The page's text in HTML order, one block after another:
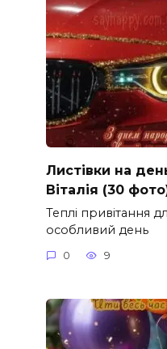
Листівки на
Віталія (30
Теплі привітання
особливий день
0 9